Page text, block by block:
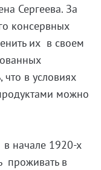
Сергеева. За
консервных
их в своем
что в условиях
можно
начале 1920-х
проживать в